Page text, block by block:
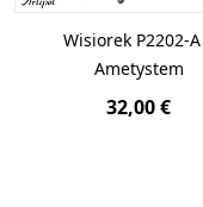
Wisiorek P2202-
Ametystem
32,00 €